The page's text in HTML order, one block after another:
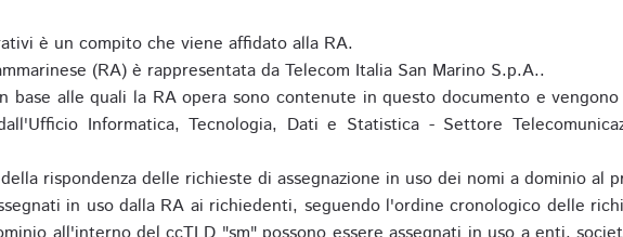
è un compito che viene affidato alla RA.
(RA) è rappresentata da Telecom Italia San Marino S.p.A..
base alle quali la RA opera sono contenute in questo documento e
Informatica, Tecnologia, Dati e Statistica - Settore
rispondenza delle richieste di assegnazione in uso dei nomi a dominio al
in uso dalla RA ai richiedenti, seguendo l'ordine cronologico delle